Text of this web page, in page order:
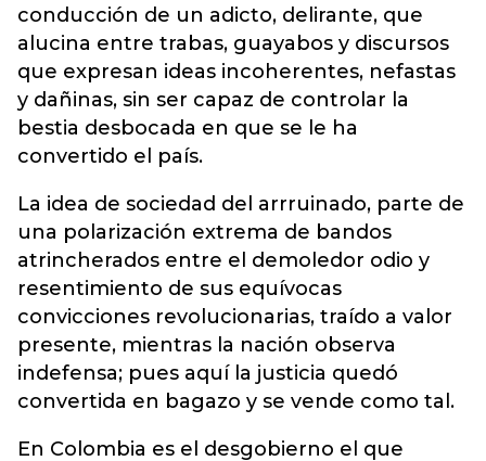
conducción de un adicto, delirante, que
alucina entre trabas, guayabos y discursos
que expresan ideas incoherentes, nefastas
y dañinas, sin ser capaz de controlar la
bestia desbocada en que se le ha
convertido el país.
La idea de sociedad del arrruinado, parte de
una polarización extrema de bandos
atrincherados entre el demoledor odio y
resentimiento de sus equívocas
convicciones revolucionarias, traído a valor
presente, mientras la nación observa
indefensa; pues aquí la justicia quedó
convertida en bagazo y se vende como tal.
En Colombia es el desgobierno el que